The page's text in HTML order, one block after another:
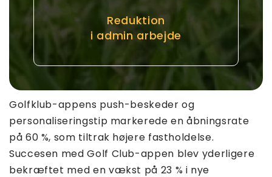
Reduktion
i admin arbejde
Golfklub-appens push-beskeder og
personaliseringstip markerede en åbningsrate
på 60 %, som tiltrak højere fastholdelse.
Succesen med Golf Club-appen blev yderligere
bekræftet med en vækst på 23 % i nye